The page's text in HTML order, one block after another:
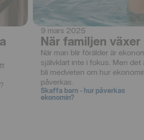
9 mars 2025
När familjen växer
När man blir förälder är
självklart inte i fokus. Men det
bli medveten om hur
påverkas.
Skaffa barn - hur påverkas
ekonomin?